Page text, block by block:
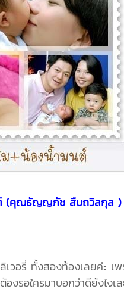
(คุณธัญญภัช สืบถวิลกุล
เวอรี่ ทั้งสองท้องเลยค่ะ
งรอใครมาบอกว่าดียังไงเ